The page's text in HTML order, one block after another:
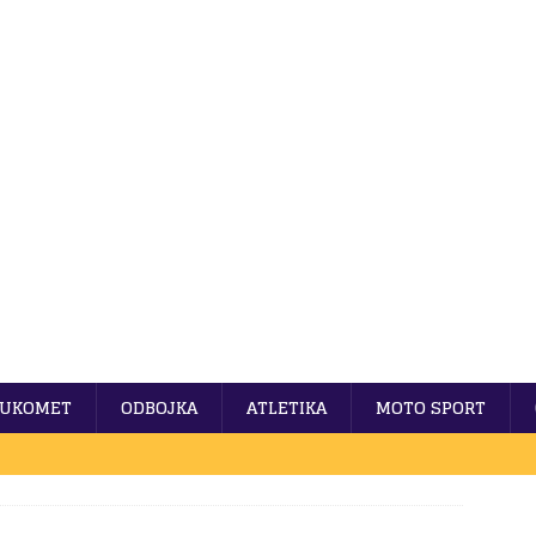
ODBOJKA ATLETIKA MOTO SPORT